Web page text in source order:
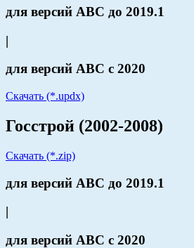
для версий АВС до 2019.1
|
для версий АВС с 2020
Скачать (*.updx)
Госстрой (2002-2008)
Скачать (*.zip)
для версий АВС до 2019.1
|
для версий АВС с 2020